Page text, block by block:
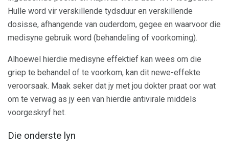
Hulle word vir verskillende tydsduur en verskillende
dosisse, afhangende van ouderdom, gegee en waarvoor die
medisyne gebruik word (behandeling of voorkoming).
Alhoewel hierdie medisyne effektief kan wees om die
griep te behandel of te voorkom, kan dit newe-effekte
veroorsaak. Maak seker dat jy met jou dokter praat oor wat
om te verwag as jy een van hierdie antivirale middels
voorgeskryf het.
Die onderste lyn